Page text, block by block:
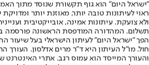
"ישראל היום" הוא גוף תקשורת שנוסד מתוך
ראוי לעיתונות טובה יותר, מאוזנת יותר
ולא צועקת. עיתונות אמינה, אובייקטיבית
הפך "ישראל היום" לעיתון הישראלי בעל שיעור
חול. מו"ל העיתון היא ד"ר מרים אדלסון. העורך
והעורך המייסד הוא עמוס רגב. אתרי האינטרנט